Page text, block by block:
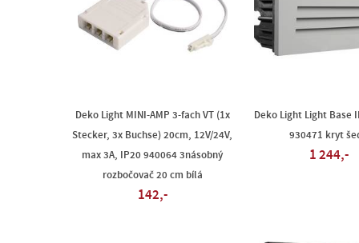
Deko Light MINI-AMP 3-fach VT (1x
Stecker, 3x Buchse) 20cm, 12V/24V,
max 3A, IP20 940064 3násobný
rozbočovač 20 cm bílá
142,-
Deko Light Light Base
930471 kryt
1 244,-